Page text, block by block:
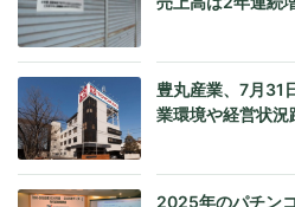
豊丸産業、7月31
業環境や経営状況
2025年のパチン